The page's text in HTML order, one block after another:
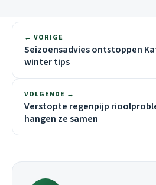
← VORIGE
Seizoensadvies ontstoppen
winter tips
VOLGENDE →
Verstopte regenpijp
hangen ze samen